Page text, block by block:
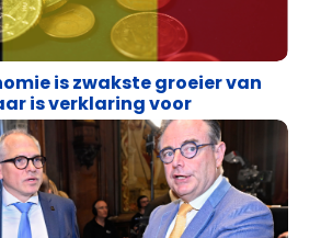
is zwakste groeier van
is verklaring voor